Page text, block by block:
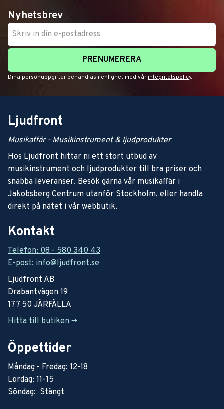
Nyhetsbrev
PRENUMERERA
Dina personuppgifter behandlas i enlighet med vår integritetspolicy.
Ljudfront
Musikaffär - Musikinstrument & ljudprodukter
Hos Ljudfront hittar ni ett stort utbud av
musikinstrument och ljudprodukter till bra priser och
snabba leveranser. Besök gärna vår musikaffär i
Jakobsberg Centrum utanför Stockholm, eller handla
direkt på nätet i vår webbutik.
Kontakt
Telefon: 08 - 580 340 43
E-post: info@ljudfront.se
Ljudfront AB
Drabantvägen 19
177 50 JÄRFÄLLA
Hitta till butiken ->
Öppettider
Måndag - Fredag: 12-18
Lördag: 11-15
Söndag: Stängt